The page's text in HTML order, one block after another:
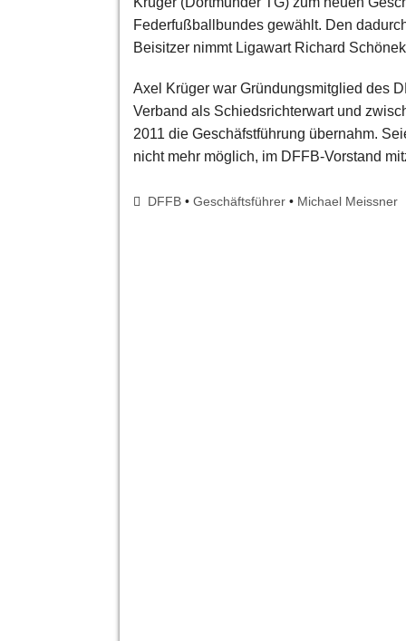
Federfußballbundes gewählt. Den
Beisitzer nimmt Ligawart Richard
Axel Krüger war Gründungsmitglied des
Verband als Schiedsrichterwart und
2011 die Geschäfstführung übernahm.
nicht mehr möglich, im DFFB-Vorstand
DFFB •Geschäftsführer • Michael Meissner